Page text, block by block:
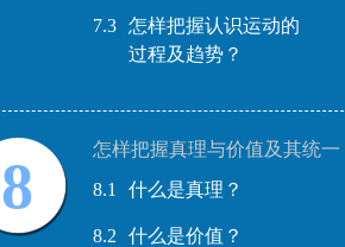
7.3
怎样把握认识运动的
过程及趋势？
8
怎样把握真理与价值及其统一
8.1
什么是真理？
8.2 什么是价值？